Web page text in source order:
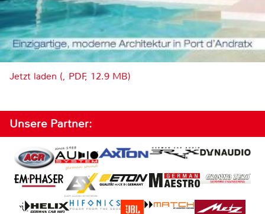
Jetzt laden (, PDF, 12.9 MB)
Unsere Partner: